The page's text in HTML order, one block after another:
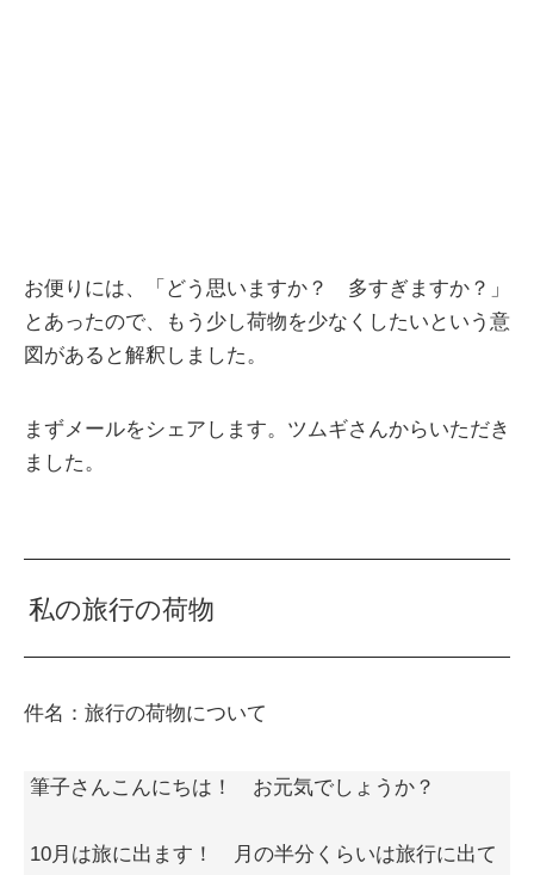
お便りには、「どう思いますか？ 多すぎますか？」
とあったので、もう少し荷物を少なくしたいという意
図があると解釈しました。
まずメールをシェアします。ツムギさんからいただき
ました。
私の旅行の荷物
件名：旅行の荷物について
筆子さんこんにちは！ お元気でしょうか？
10月は旅に出ます！ 月の半分くらいは旅行に出て